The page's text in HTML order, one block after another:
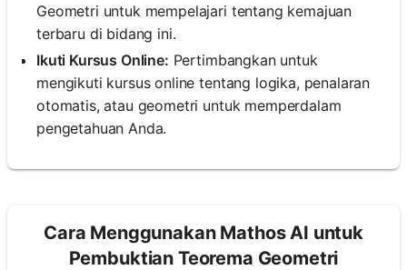
Geometri untuk mempelajari tentang kemajuan
terbaru di bidang ini.
Ikuti Kursus Online: Pertimbangkan untuk
mengikuti kursus online tentang logika, penalaran
otomatis, atau geometri untuk memperdalam
pengetahuan Anda.
Cara Menggunakan Mathos AI untuk
Pembuktian Teorema Geometri